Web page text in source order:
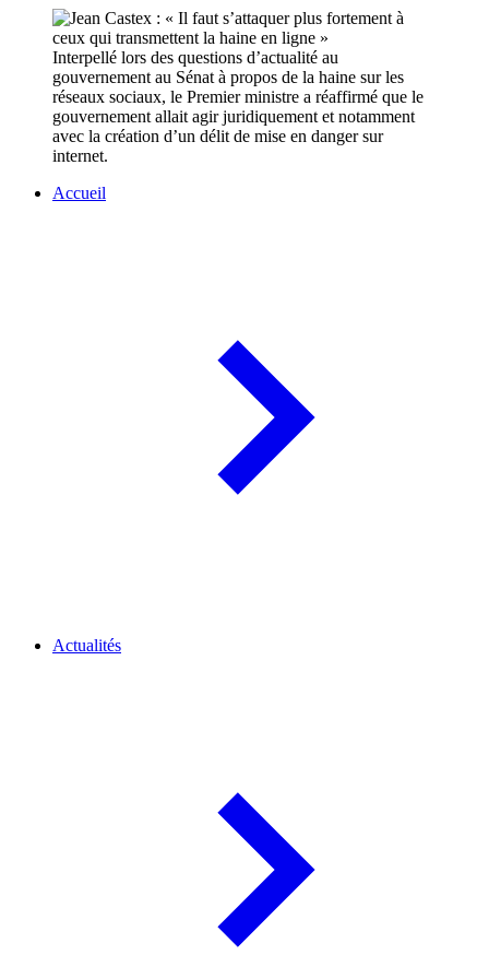
Interpellé lors des questions d’actualité au
gouvernement au Sénat à propos de la haine sur les
réseaux sociaux, le Premier ministre a réaffirmé que le
gouvernement allait agir juridiquement et notamment
avec la création d’un délit de mise en danger sur
internet.
Accueil
Actualités